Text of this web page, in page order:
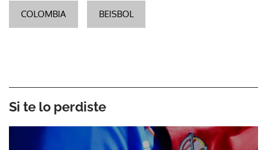
COLOMBIA BEISBOL
Si te lo perdiste